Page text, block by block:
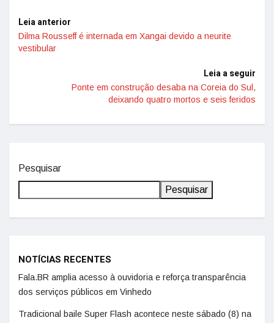
Leia anterior
Dilma Rousseff é internada em Xangai devido a neurite
vestibular
Leia a seguir
Ponte em construção desaba na Coreia do Sul,
deixando quatro mortos e seis feridos
Pesquisar
Pesquisar
NOTÍCIAS RECENTES
Fala.BR amplia acesso à ouvidoria e reforça transparência
dos serviços públicos em Vinhedo
Tradicional baile Super Flash acontece neste sábado (8) na